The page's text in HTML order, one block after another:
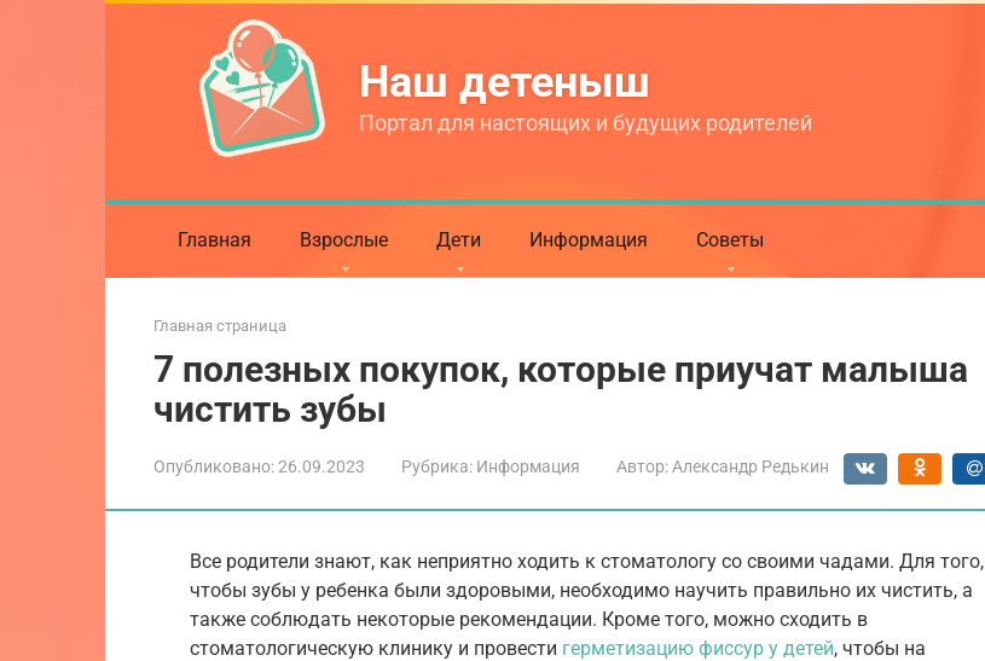
Наш детеныш
Портал для настоящих и будущих родителей
Главная Взрослые Дети Информация Советы
Главная страница
7 полезных покупок, которые приучат малыша
чистить зубы
Опубликовано:26.09.2023 Рубрика: Информация Автор: Александр Редькин
Все родители знают, как неприятно ходить к стоматологу со своими чадами. Для того,
чтобы зубы у ребенка были здоровыми, необходимо научить правильно их чистить, а
также соблюдать некоторые рекомендации. Кроме того, можно сходить в
стоматологическую клинику и провести герметизацию фиссур у детей, чтобы на